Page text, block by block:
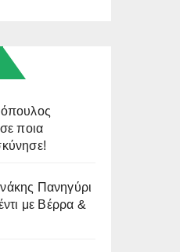
ποια
Πανηγύρι
με Βέρρα &